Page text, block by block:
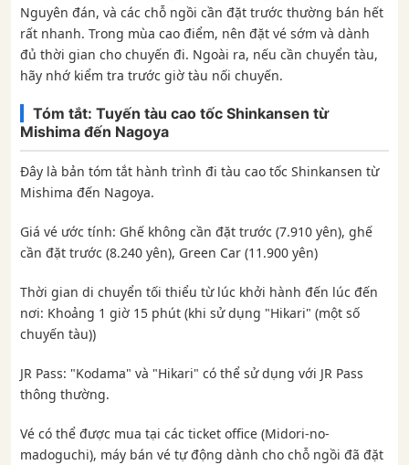
Nguyên đán, và các chỗ ngồi cần đặt trước thường bán hết
rất nhanh. Trong mùa cao điểm, nên đặt vé sớm và dành
đủ thời gian cho chuyến đi. Ngoài ra, nếu cần chuyển tàu,
hãy nhớ kiểm tra trước giờ tàu nối chuyến.
Tóm tắt: Tuyến tàu cao tốc Shinkansen từ
Mishima đến Nagoya
Đây là bản tóm tắt hành trình đi tàu cao tốc Shinkansen từ
Mishima đến Nagoya.
Giá vé ước tính: Ghế không cần đặt trước (7.910 yên), ghế
cần đặt trước (8.240 yên), Green Car (11.900 yên)
Thời gian di chuyển tối thiểu từ lúc khởi hành đến lúc đến
nơi: Khoảng 1 giờ 15 phút (khi sử dụng "Hikari" (một số
chuyến tàu))
JR Pass: "Kodama" và "Hikari" có thể sử dụng với JR Pass
thông thường.
Vé có thể được mua tại các ticket office (Midori-no-
madoguchi), máy bán vé tự động dành cho chỗ ngồi đã đặt